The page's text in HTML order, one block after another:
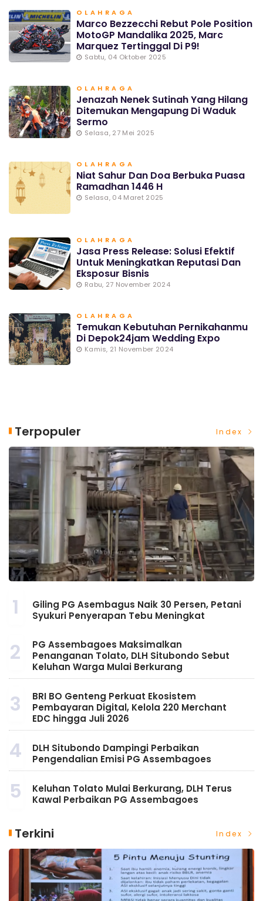
OLAHRAGA
Marco Bezzecchi Rebut Pole Position
MotoGP Mandalika 2025, Marc
Marquez Tertinggal Di P9!
Sabtu, 04 Oktober 2025
OLAHRAGA
Jenazah Nenek Sutinah Yang Hilang
Ditemukan Mengapung Di Waduk
Sermo
Selasa, 27 Mei 2025
OLAHRAGA
Niat Sahur Dan Doa Berbuka Puasa
Ramadhan 1446 H
Selasa, 04 Maret 2025
OLAHRAGA
Jasa Press Release: Solusi Efektif
Untuk Meningkatkan Reputasi Dan
Eksposur Bisnis
Rabu, 27 November 2024
OLAHRAGA
Temukan Kebutuhan Pernikahanmu
Di Depok24jam Wedding Expo
Kamis, 21 November 2024
Terpopuler Index
1
Giling PG Asembagus Naik 30 Persen, Petani
Syukuri Penyerapan Tebu Meningkat
2
PG Assembagoes Maksimalkan
Penanganan Tolato, DLH Situbondo Sebut
Keluhan Warga Mulai Berkurang
3
BRI BO Genteng Perkuat Ekosistem
Pembayaran Digital, Kelola 220 Merchant
EDC hingga Juli 2026
4
DLH Situbondo Dampingi Perbaikan
Pengendalian Emisi PG Assembagoes
5
Keluhan Tolato Mulai Berkurang, DLH Terus
Kawal Perbaikan PG Assembagoes
Terkini Index